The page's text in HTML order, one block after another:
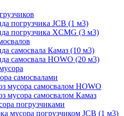
погрузчика JCB (1 м3)
погрузчика XCMG (3 м3)
самосвала Камаз (10 м3)
самосвала HOWO (20 м3)
самосвалами
мусора самосвалом HOWO
мусора самосвалом Камаз
погрузчиками
мусора погрузчиком JCB (1 м3)